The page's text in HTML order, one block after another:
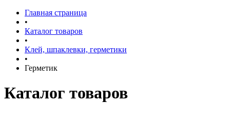
Главная страница
•
Каталог товаров
•
Клей, шпаклевки, герметики
•
Герметик
Каталог товаров